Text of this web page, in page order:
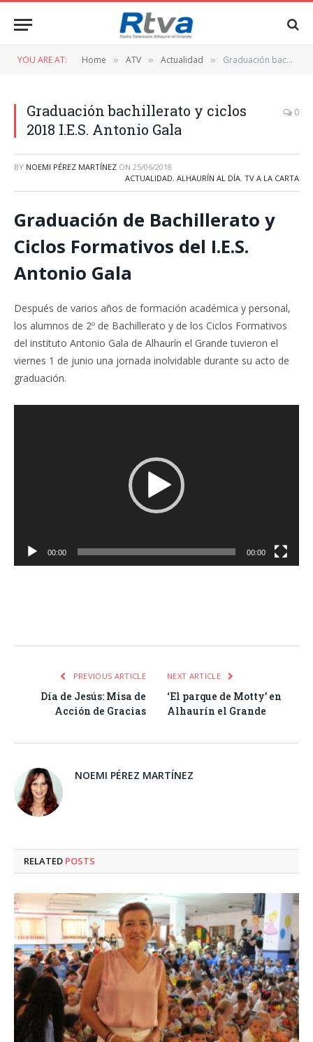
YOU ARE AT: Home » ATV » Actualidad » Graduación bachillerato y ciclos 2018 I.E.S. Antonio Gala
Graduación bachillerato y ciclos
2018 I.E.S. Antonio Gala
0
BY NOEMI PÉREZ MARTÍNEZ ON 25/06/2018
ACTUALIDAD, ALHAURÍN AL DÍA, TV A LA CARTA
Graduación de Bachillerato y
Ciclos Formativos del I.E.S.
Antonio Gala
Después de varios años de formación académica y personal,
los alumnos de 2º de Bachillerato y de los Ciclos Formativos
del instituto Antonio Gala de Alhaurín el Grande tuvieron el
viernes 1 de junio una jornada inolvidable durante su acto de
graduación.
00:00 00:00
PREVIOUS ARTICLE
Día de Jesús: Misa de
Acción de Gracias
NEXT ARTICLE
‘El parque de Motty’ en
Alhaurín el Grande
NOEMI PÉREZ MARTÍNEZ
RELATED POSTS